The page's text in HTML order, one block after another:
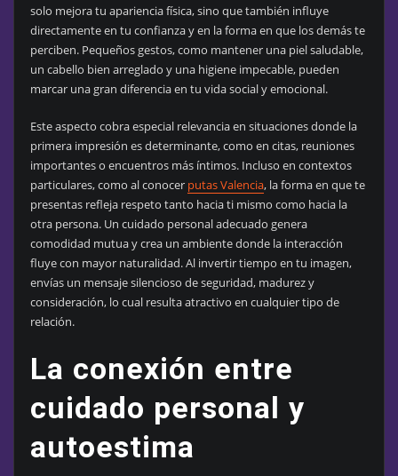
solo mejora tu apariencia física, sino que también influye
directamente en tu confianza y en la forma en que los demás te
perciben. Pequeños gestos, como mantener una piel saludable,
un cabello bien arreglado y una higiene impecable, pueden
marcar una gran diferencia en tu vida social y emocional.
Este aspecto cobra especial relevancia en situaciones donde la
primera impresión es determinante, como en citas, reuniones
importantes o encuentros más íntimos. Incluso en contextos
particulares, como al conocer putas Valencia, la forma en que te
presentas refleja respeto tanto hacia ti mismo como hacia la
otra persona. Un cuidado personal adecuado genera
comodidad mutua y crea un ambiente donde la interacción
fluye con mayor naturalidad. Al invertir tiempo en tu imagen,
envías un mensaje silencioso de seguridad, madurez y
consideración, lo cual resulta atractivo en cualquier tipo de
relación.
La conexión entre
cuidado personal y
autoestima